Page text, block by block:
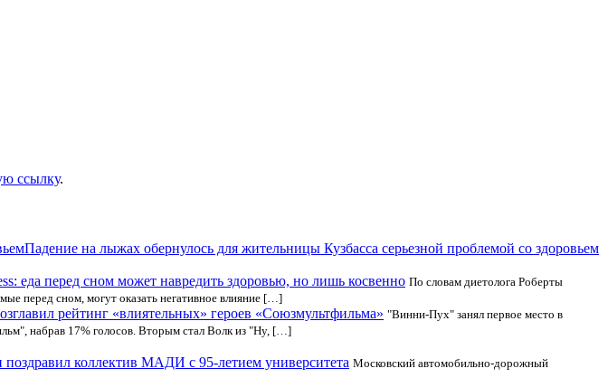
ссылку.
Падение на лыжах обернулось для жительницы Кузбасса серьезной проблемой со здоровьем
еда перед сном может навредить здоровью, но лишь косвенно По словам диетолога Роберты
перед сном, могут оказать негативное влияние […]
рейтинг «влиятельных» героев «Союзмультфильма» "Винни-Пух" занял первое место в
набрав 17% голосов. Вторым стал Волк из "Ну, […]
коллектив МАДИ с 95-летием университета Московский автомобильно-дорожный